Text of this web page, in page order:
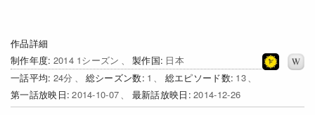
Watchlist
過去の配信終了作品
作品詳細
制作年度 2014 1シーズン 製作国 日本
一話平均 24 総シーズン数 1 総エピソード数 13
第一話放映日 2014-10-07 最新話放映日 2014-12-26